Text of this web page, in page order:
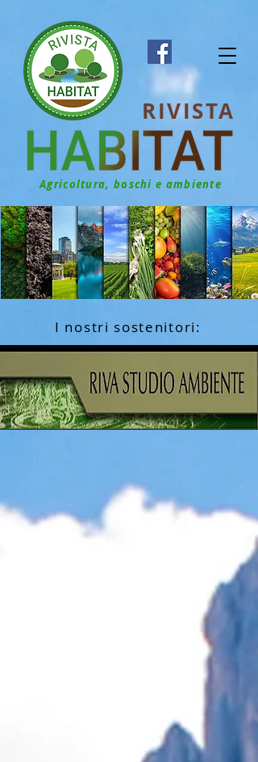
Agricoltura, boschi e ambiente
RIVISTA
I nostri sostenitori: